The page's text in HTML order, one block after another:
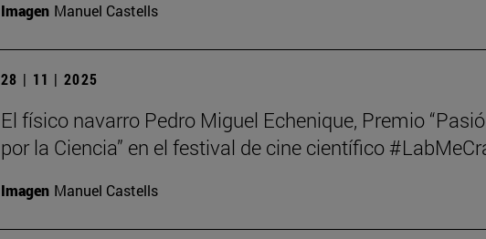
Imagen Manuel Castells
28 | 11 | 2025
El físico navarro Pedro Miguel Echenique, Premio
por la Ciencia” en el festival de cine científico
Imagen Manuel Castells